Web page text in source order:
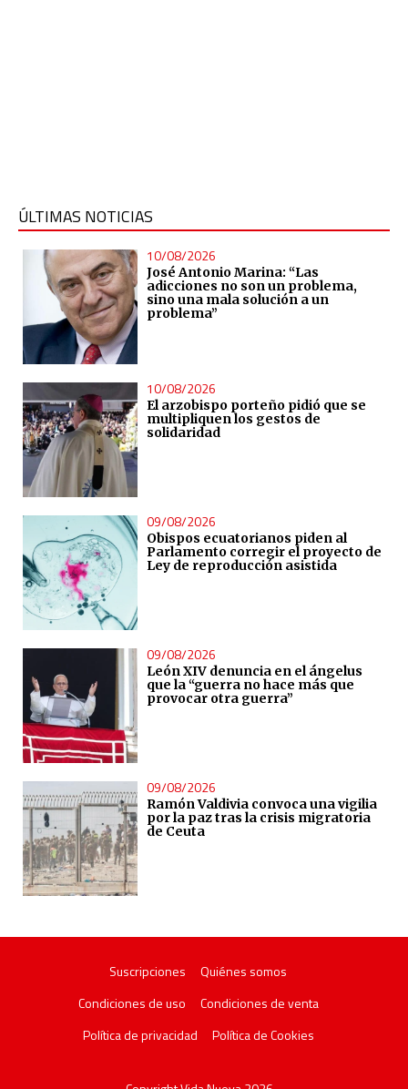
ÚLTIMAS NOTICIAS
10/08/2026
José Antonio Marina: “Las
adicciones no son un problema,
sino una mala solución a un
problema”
10/08/2026
El arzobispo porteño pidió que se
multipliquen los gestos de
solidaridad
09/08/2026
Obispos ecuatorianos piden al
Parlamento corregir el proyecto de
Ley de reproducción asistida
09/08/2026
León XIV denuncia en el ángelus
que la “guerra no hace más que
provocar otra guerra”
09/08/2026
Ramón Valdivia convoca una vigilia
por la paz tras la crisis migratoria
de Ceuta
Suscripciones
Quiénes somos
Condiciones de uso
Condiciones de venta
Política de privacidad
Política de Cookies